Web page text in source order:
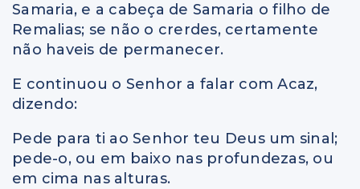
Samaria, e a cabeça de Samaria o filho de
Remalias; se não o crerdes, certamente
não haveis de permanecer.
E continuou o Senhor a falar com Acaz,
dizendo:
Pede para ti ao Senhor teu Deus um sinal;
pede-o, ou em baixo nas profundezas, ou
em cima nas alturas.